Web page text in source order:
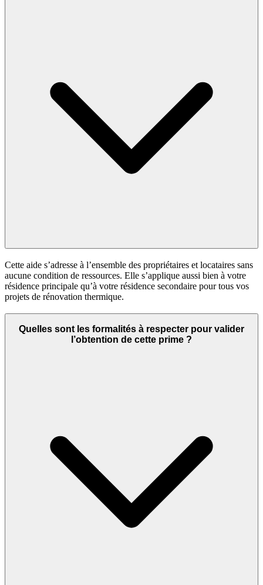
Cette aide s’adresse à l’ensemble des propriétaires et locataires sans
aucune condition de ressources. Elle s’applique aussi bien à votre
résidence principale qu’à votre résidence secondaire pour tous vos
projets de rénovation thermique.
Quelles sont les formalités à respecter pour valider
l’obtention de cette prime ?